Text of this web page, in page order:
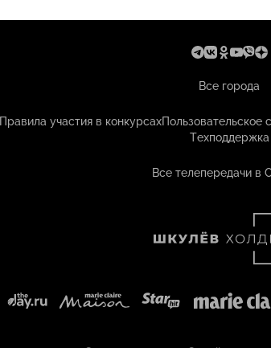
Все города
Правила участия в конкурсахПользовательское
Техподдержка
Все телепередачи в